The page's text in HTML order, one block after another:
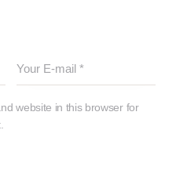
website in this browser for